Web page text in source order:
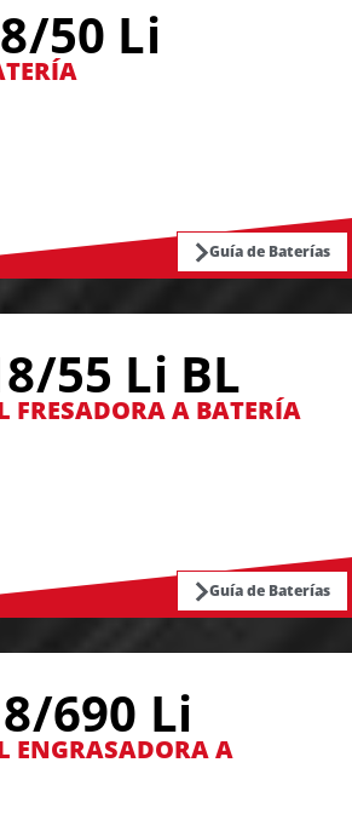
50 Li
Guía de Baterías
55 Li BL
FRESADORA A BATERÍA
Guía de Baterías
690 Li
ENGRASADORA A